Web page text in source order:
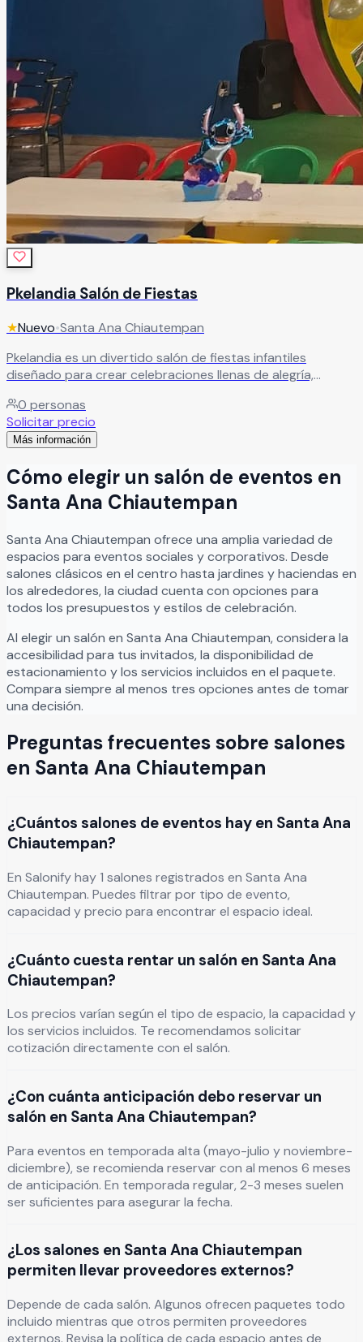
Pkelandia Salón de Fiestas
★Nuevo•Santa Ana Chiautempan
Pkelandia es un divertido salón de fiestas infantiles
diseñado para crear celebraciones llenas de alegría,
pequeños. Este espacio es ideal para cumpleaños, piñatas,
convivencias y eventos infantiles, ofreciendo un ambiente
seguro, dinámico y lleno de diversión para que niños y
cada fiesta se convierte en una experiencia mágica y
memorable, haciendo realidad la celebración que tu peque
siempre imaginó. Leer más
0 personas
Solicitar precio
Más información
Cómo elegir un salón de eventos en
Santa Ana Chiautempan
Santa Ana Chiautempan ofrece una amplia variedad de
espacios para eventos sociales y corporativos. Desde
salones clásicos en el centro hasta jardines y haciendas en
los alrededores, la ciudad cuenta con opciones para
todos los presupuestos y estilos de celebración.
Al elegir un salón en Santa Ana Chiautempan, considera la
accesibilidad para tus invitados, la disponibilidad de
estacionamiento y los servicios incluidos en el paquete.
Compara siempre al menos tres opciones antes de tomar
una decisión.
Preguntas frecuentes sobre salones
en Santa Ana Chiautempan
¿Cuántos salones de eventos hay en Santa Ana
Chiautempan?
En Salonify hay 1 salones registrados en Santa Ana
Chiautempan. Puedes filtrar por tipo de evento,
capacidad y precio para encontrar el espacio ideal.
¿Cuánto cuesta rentar un salón en Santa Ana
Chiautempan?
Los precios varían según el tipo de espacio, la capacidad y
los servicios incluidos. Te recomendamos solicitar
cotización directamente con el salón.
¿Con cuánta anticipación debo reservar un
salón en Santa Ana Chiautempan?
Para eventos en temporada alta (mayo-julio y noviembre-
diciembre), se recomienda reservar con al menos 6 meses
de anticipación. En temporada regular, 2-3 meses suelen
ser suficientes para asegurar la fecha.
¿Los salones en Santa Ana Chiautempan
permiten llevar proveedores externos?
Depende de cada salón. Algunos ofrecen paquetes todo
incluido mientras que otros permiten proveedores
externos. Revisa la política de cada espacio antes de